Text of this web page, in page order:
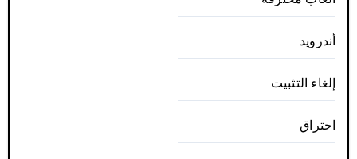
أندرويد
إلغاء التثبيت
احتراق